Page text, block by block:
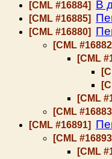
[CML #16884] В
[CML #16885]
[CML #16880]
[CML
[CML
[CML
[CML
[CML #16891]
[CML
[CML